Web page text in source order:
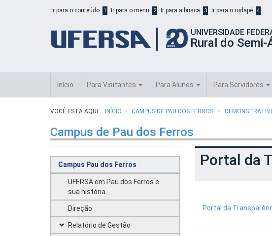
Ir para o conteúdo 1 Ir para o menu 2 Ir para a busca 3 Ir para o rodapé 4
UNIVERSIDADE
Rural do Semi-
Início Para Visitantes Para Alunos Para Servidores
VOCÊ ESTÁ AQUI: INÍCIO CAMPUS DE PAU DOS FERROS
Campus de Pau dos Ferros
Campus Pau dos Ferros
UFERSA em Pau dos Ferros e
sua história
Direção
Relatório de Gestão
Portal da
Portal da